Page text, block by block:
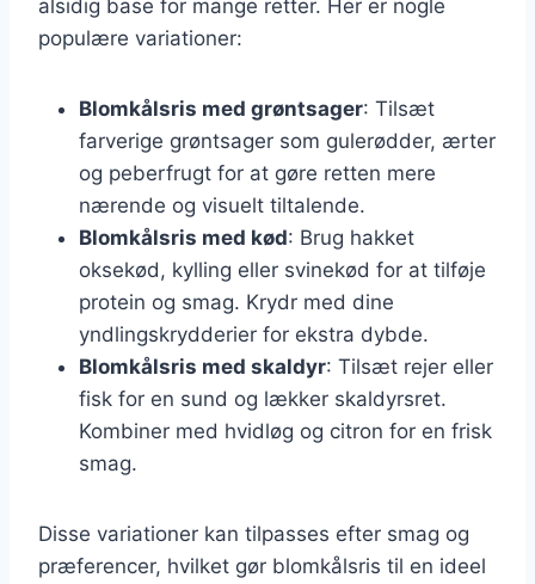
alsidig base for mange retter. Her er nogle
populære variationer:
Blomkålsris med grøntsager: Tilsæt
farverige grøntsager som gulerødder, ærter
og peberfrugt for at gøre retten mere
nærende og visuelt tiltalende.
Blomkålsris med kød: Brug hakket
oksekød, kylling eller svinekød for at tilføje
protein og smag. Krydr med dine
yndlingskrydderier for ekstra dybde.
Blomkålsris med skaldyr: Tilsæt rejer eller
fisk for en sund og lækker skaldyrsret.
Kombiner med hvidløg og citron for en frisk
smag.
Disse variationer kan tilpasses efter smag og
præferencer, hvilket gør blomkålsris til en ideel